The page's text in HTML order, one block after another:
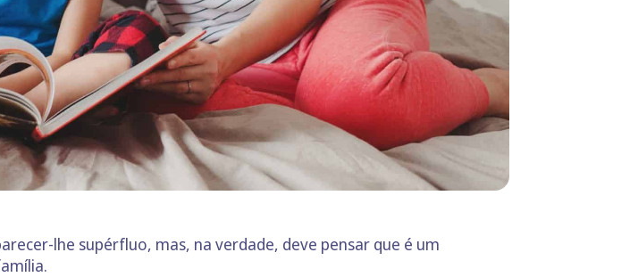
lhe supérfluo, mas, na verdade, deve pensar que é um